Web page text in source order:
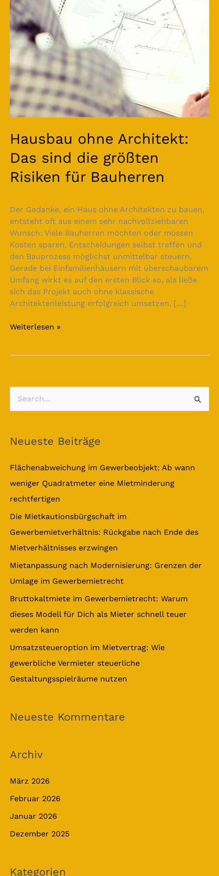
Hausbau ohne Architekt:
Das sind die größten
Risiken für Bauherren
Der Gedanke, ein Haus ohne Architekten zu bauen,
entsteht oft aus einem sehr nachvollziehbaren
Wunsch: Viele Bauherren möchten oder müssen
Kosten sparen, Entscheidungen selbst treffen und
den Bauprozess möglichst unmittelbar steuern.
Gerade bei Einfamilienhäusern mit überschaubarem
Umfang wirkt es auf den ersten Blick so, als ließe
sich das Projekt auch ohne klassische
Architektenleistung erfolgreich umsetzen. […]
sind
die
größten
Risiken
für
Bauherren
Weiterlesen »
h
e
n
Neueste Beiträge
Flächenabweichung im Gewerbeobjekt: Ab wann
weniger Quadratmeter eine Mietminderung
rechtfertigen
Die Mietkautionsbürgschaft im
Gewerbemietverhältnis: Rückgabe nach Ende des
Mietverhältnisses erzwingen
Mietanpassung nach Modernisierung: Grenzen der
Umlage im Gewerbemietrecht
Bruttokaltmiete im Gewerbemietrecht: Warum
dieses Modell für Dich als Mieter schnell teuer
werden kann
Umsatzsteueroption im Mietvertrag: Wie
gewerbliche Vermieter steuerliche
Gestaltungsspielräume nutzen
Neueste Kommentare
Archiv
März 2026
Februar 2026
Januar 2026
Dezember 2025
Kategorien